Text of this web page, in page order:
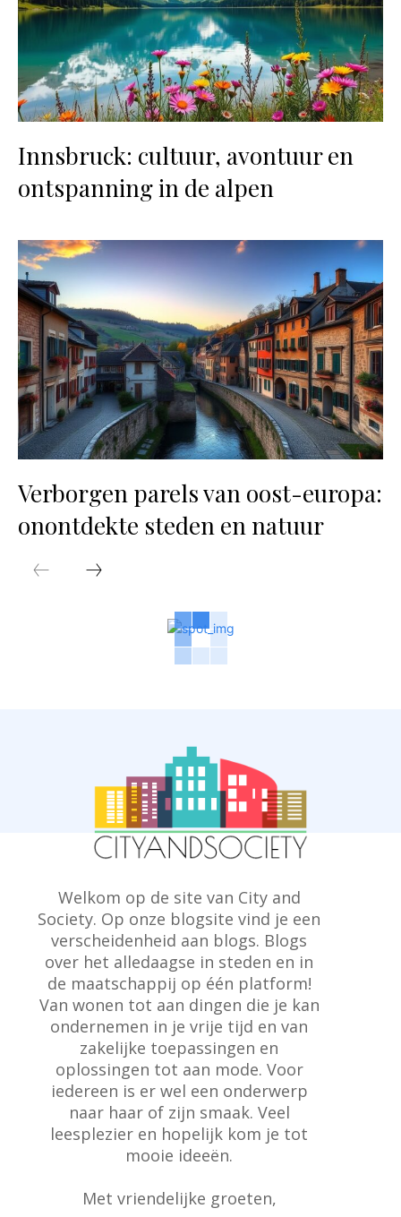
Innsbruck: cultuur, avontuur en
ontspanning in de alpen
Verborgen parels van oost-europa:
onontdekte steden en natuur
Welkom op de site van City and
Society. Op onze blogsite vind je een
verscheidenheid aan blogs. Blogs
over het alledaagse in steden en in
de maatschappij op één platform!
Van wonen tot aan dingen die je kan
ondernemen in je vrije tijd en van
zakelijke toepassingen en
oplossingen tot aan mode. Voor
iedereen is er wel een onderwerp
naar haar of zijn smaak. Veel
leesplezier en hopelijk kom je tot
mooie ideeën.
Met vriendelijke groeten,